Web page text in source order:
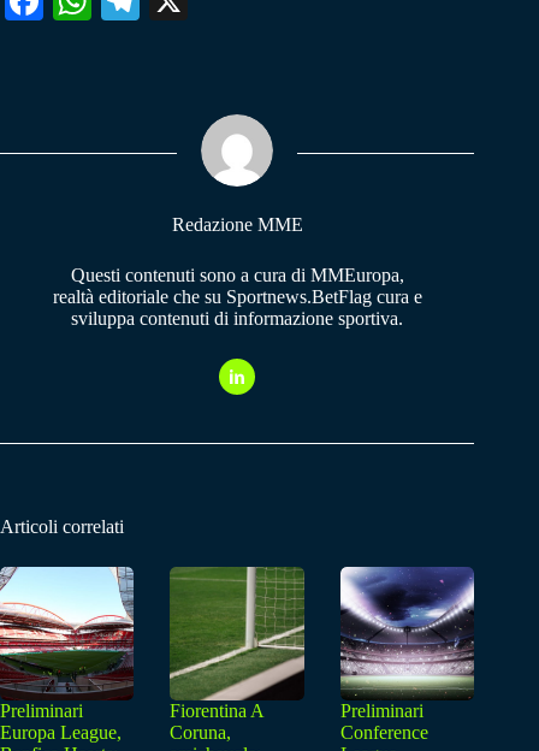
pp m
Redazione MME
Questi contenuti sono a cura di MMEuropa,
realtà editoriale che su Sportnews.BetFlag cura e
sviluppa contenuti di informazione sportiva.
Articoli correlati
Preliminari
Europa League,
Fiorentina A
Coruna,
Preliminari
Conference